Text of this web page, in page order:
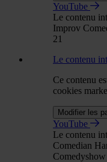
YouTube
Le contenu
Improv
21
Le contenu
Ce contenu
cookies
Modifier les
YouTube
Le contenu
Comedian